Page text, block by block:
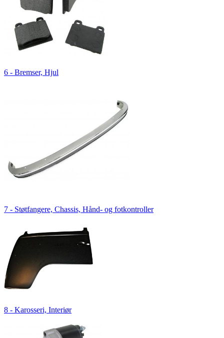
6 - Bremser, Hjul
7 - Støtfangere, Chassis, Hånd- og fotkontroller
8 - Karosseri, Interiør